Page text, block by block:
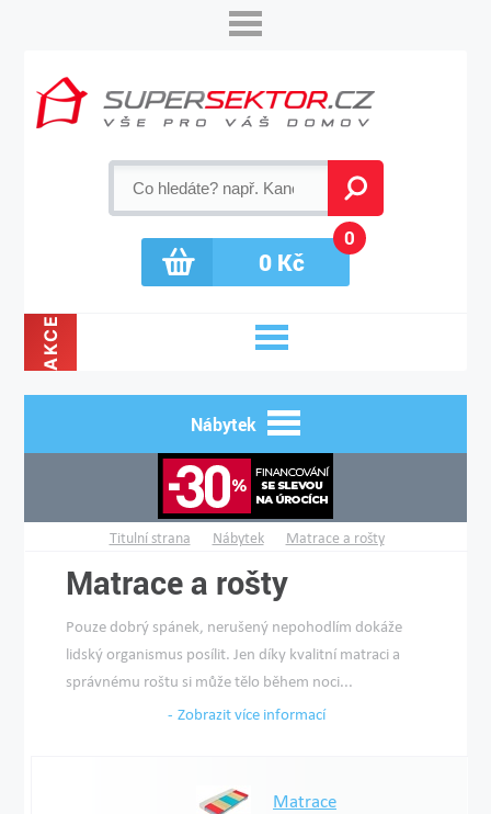
0Kč
0
AKCE
Nábytek
Titulní strana Nábytek Matrace a rošty
Matrace a rošty
Pouze dobrý spánek, nerušený nepohodlím dokáže
lidský organismus posílit. Jen díky kvalitní matraci a
správnému roštu si může tělo během noci...
Zobrazit více informací
Matrace